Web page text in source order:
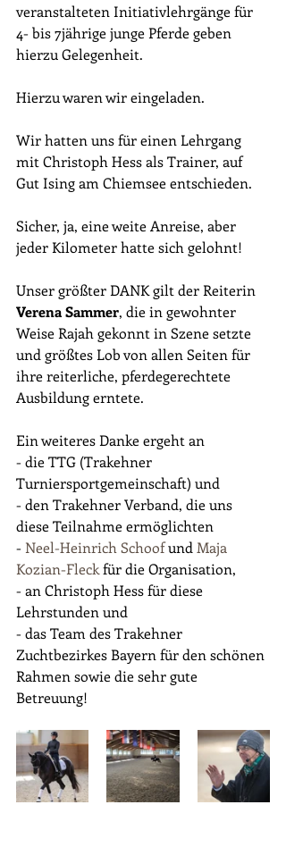
veranstalteten Initiativlehrgänge für
4- bis 7jährige junge Pferde geben
hierzu Gelegenheit.
Hierzu waren wir eingeladen.
Wir hatten uns für einen Lehrgang
mit Christoph Hess als Trainer, auf
Gut Ising am Chiemsee entschieden.
Sicher, ja, eine weite Anreise, aber
jeder Kilometer hatte sich gelohnt!
Unser größter DANK gilt der Reiterin
Verena Sammer, die in gewohnter
Weise Rajah gekonnt in Szene setzte
und größtes Lob von allen Seiten für
ihre reiterliche, pferdegerechtete
Ausbildung erntete.
Ein weiteres Danke ergeht an
- die TTG (Trakehner
Turniersportgemeinschaft) und
- den Trakehner Verband, die uns
diese Teilnahme ermöglichten
- Neel-Heinrich Schoof und Maja
Kozian-Fleck für die Organisation,
- an Christoph Hess für diese
Lehrstunden und
- das Team des Trakehner
Zuchtbezirkes Bayern für den schönen
Rahmen sowie die sehr gute
Betreuung!